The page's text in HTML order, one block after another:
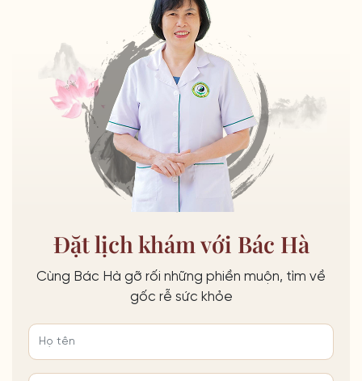
Đặt lịch khám với Bác Hà
Cùng Bác Hà gỡ rối những phiền muộn, tìm về
gốc rễ sức khỏe